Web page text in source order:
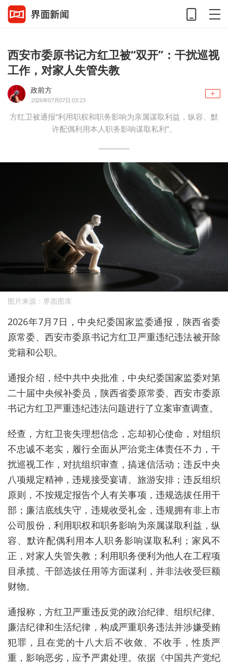
西安市委原书记方红卫被“双开”：干扰巡视
工作，对家人失管失教
政前方
2026年07月07日 03:23
方红卫被通报“利用职权和职务影响为亲属谋取利益，纵容、默
许配偶利用本人职务影响谋取私利”。
图片来源：界面图库
2026年7月7日，中央纪委国家监委通报，陕西省委
原常委、西安市委原书记方红卫严重违纪违法被开除
党籍和公职。
通报介绍，经中共中央批准，中央纪委国家监委对第
二十届中央候补委员，陕西省委原常委、西安市委原
书记方红卫严重违纪违法问题进行了立案审查调查。
经查，方红卫丧失理想信念，忘却初心使命，对组织
不忠诚不老实，履行全面从严治党主体责任不力，干
扰巡视工作，对抗组织审查，搞迷信活动；违反中央
八项规定精神，违规接受宴请、旅游安排；违反组织
原则，不按规定报告个人有关事项，违规选拔任用干
部；廉洁底线失守，违规收受礼金，违规拥有非上市
公司股份，利用职权和职务影响为亲属谋取利益，纵
容、默许配偶利用本人职务影响谋取私利；家风不
正，对家人失管失教；利用职务便利为他人在工程项
目承揽、干部选拔任用等方面谋利，并非法收受巨额
财物。
通报称，方红卫严重违反党的政治纪律、组织纪律、
廉洁纪律和生活纪律，构成严重职务违法并涉嫌受贿
犯罪，且在党的十八大后不收敛、不收手，性质严
重，影响恶劣，应予严肃处理。依据《中国共产党纪